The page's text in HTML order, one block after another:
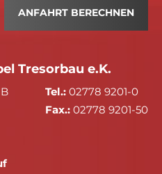
ANFAHRT BERECHNEN
Tresorbau e.K.
Tel.: 02778 9201-0
Fax.: 02778 9201-50